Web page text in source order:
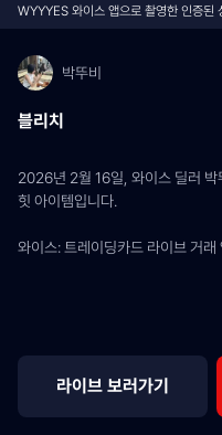
WYYYES 와이스 앱으로 촬영한 인증된
박뚜비
블리치
2026년 2월 16일, 와이스 딜러 박
힛 아이템입니다.
와이스: 트레이딩카드 라이브 거
라이브 보러가기